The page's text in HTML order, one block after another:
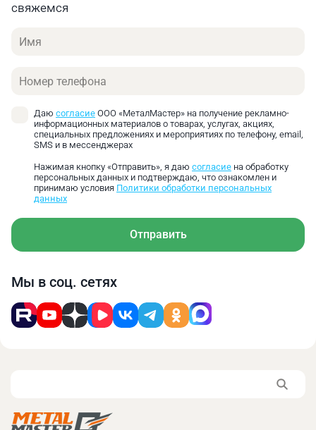
свяжемся
Имя
Телефон
Даю согласие ООО «МеталМастер» на получение рекламно-
информационных материалов о товарах, услугах, акциях,
специальных предложениях и мероприятиях по телефону, email,
SMS и в мессенджерах
Нажимая кнопку «Отправить», я даю согласие на обработку
персональных данных и подтверждаю, что ознакомлен и
принимаю условия Политики обработки персональных
данных
Отправить
Мы в соц. сетях